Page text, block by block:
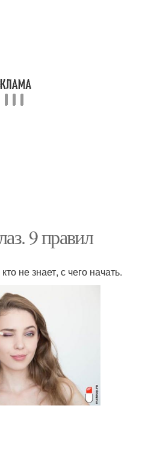
9 правил
не знает, с чего начать.